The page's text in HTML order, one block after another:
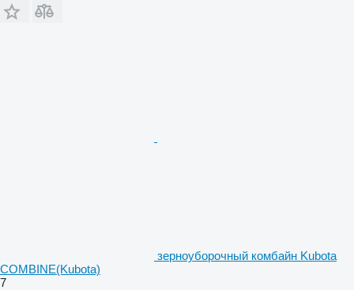
зерноуборочный комбайн Kubota
COMBINE(Kubota)
7